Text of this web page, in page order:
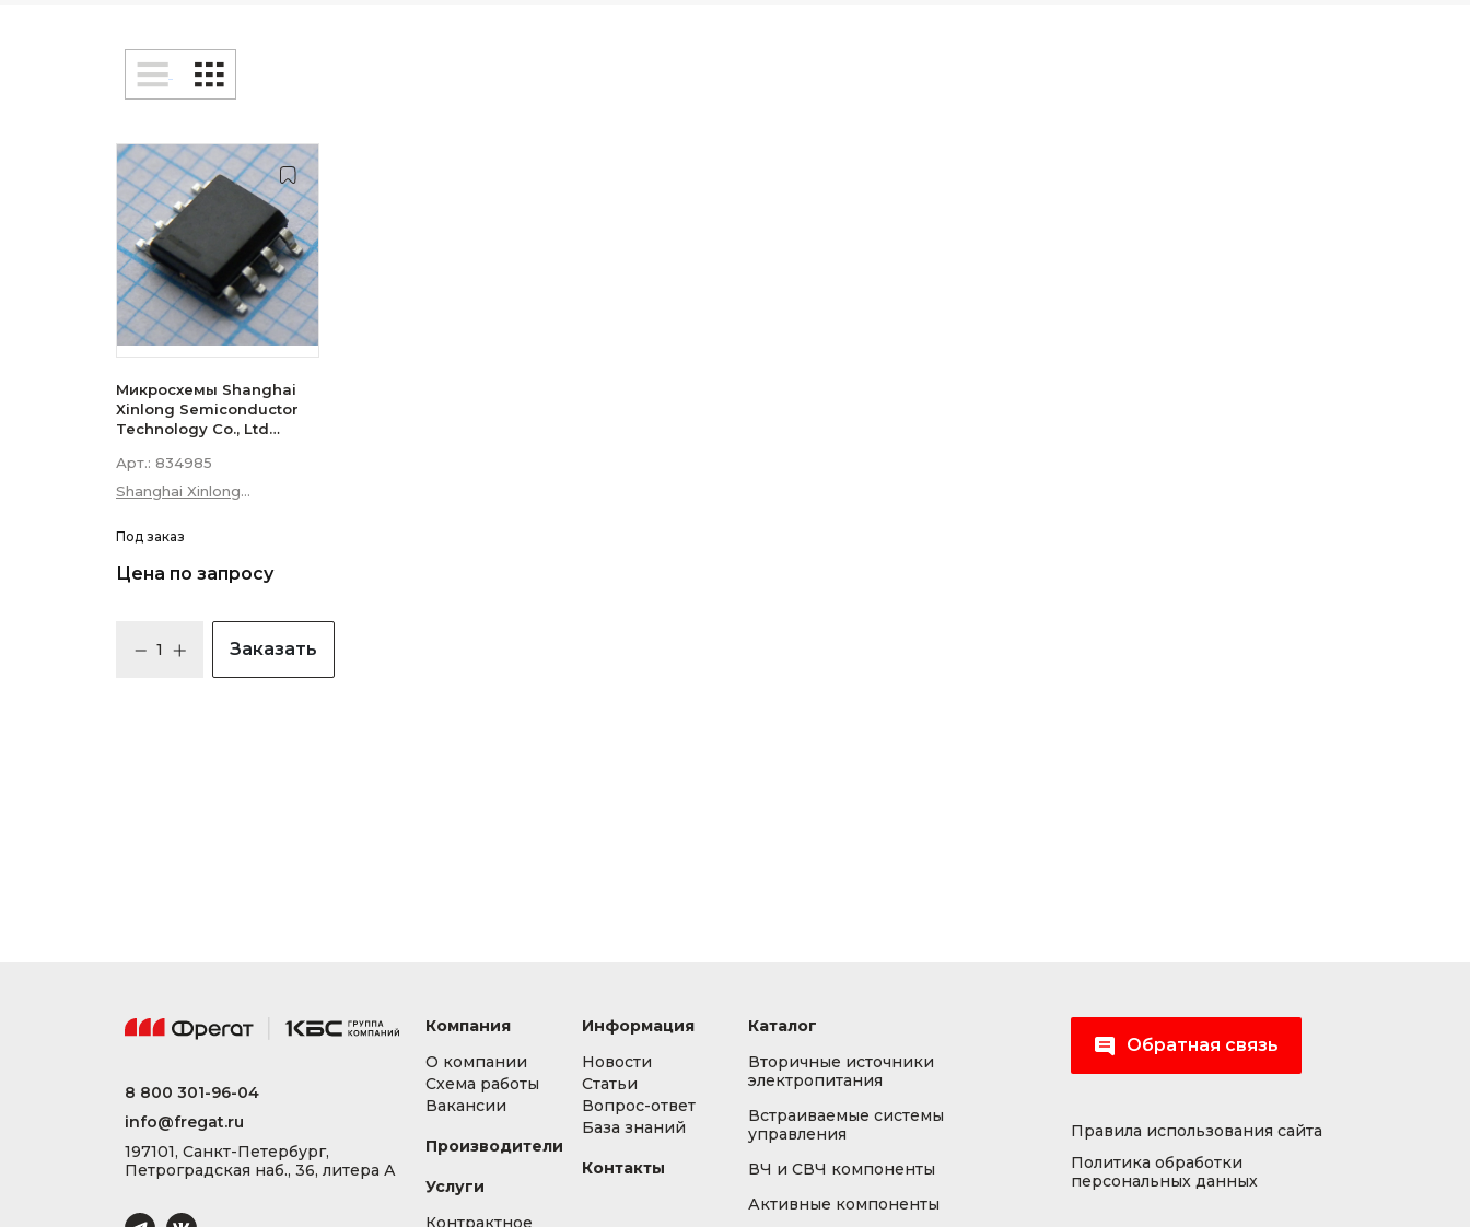
Микросхемы Shanghai
Xinlong Semiconductor
Technology Co., Ltd
Арт.: 834985
Shanghai Xinlong
Technology Co., Ltd
Под заказ
Цена по запросу
Заказать
8 800 301-96-04
info@fregat.ru
197101, Санкт-Петербург,
Петроградская наб., 36, литера А
Компания
О компании
Схема работы
Вакансии
Производители
Услуги
Контрактное
Информация
Новости
Статьи
Вопрос-ответ
База знаний
Контакты
Каталог
Вторичные источники
электропитания
Встраиваемые системы
управления
ВЧ и СВЧ компоненты
Активные компоненты
Обратная связь
Правила использования сайта
Политика обработки
персональных данных